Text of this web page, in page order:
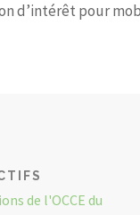
d’intérêt pour
de l'OCCE du